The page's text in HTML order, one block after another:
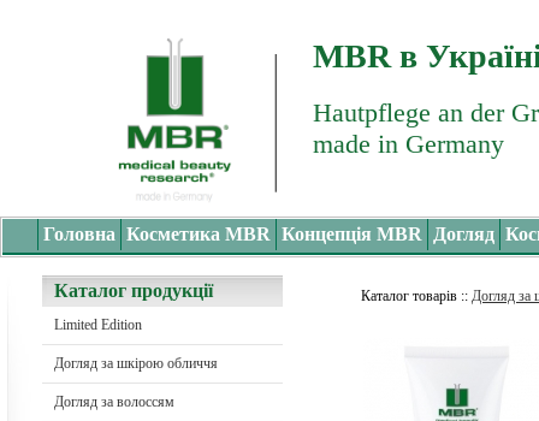
MBR в
Hautpflege an der
made in Germany
Головна Косметика MBR Концепція MBR Догляд
Каталог продукції
Limited Edition
Догляд за шкірою обличчя
Догляд за волоссям
Каталог товарів :: Догляд за